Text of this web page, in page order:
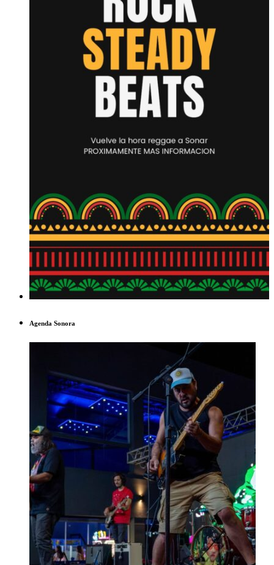
Agenda Sonora